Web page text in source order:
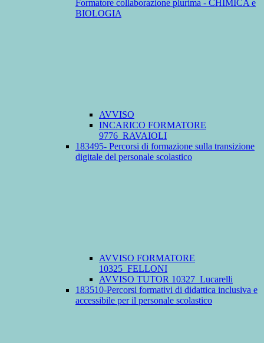
Formatore collaborazione plurima - CHIMICA e
BIOLOGIA
AVVISO
INCARICO FORMATORE
9776_RAVAIOLI
183495- Percorsi di formazione sulla transizione
digitale del personale scolastico
AVVISO FORMATORE
10325_FELLONI
AVVISO TUTOR 10327_Lucarelli
183510-Percorsi formativi di didattica inclusiva e
accessibile per il personale scolastico